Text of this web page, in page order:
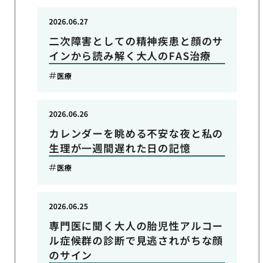
二次障害としての精神疾患と顔のサ
インから読み解く大人のFAS治療
2026.06.27
医療
カレンダーを眺める不安な夜と私の
生理が一週間遅れた日の記憶
2026.06.26
医療
専門医に聞く大人の胎児性アルコー
ル症候群の診断で見逃されがちな顔
のサイン
2026.06.25